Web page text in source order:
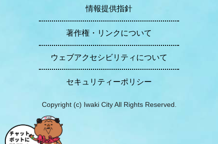
情報提供指針
著作権・リンクについて
ウェブアクセシビリティについて
セキュリティーポリシー
Copyright (c) Iwaki City All Rights Reserved.